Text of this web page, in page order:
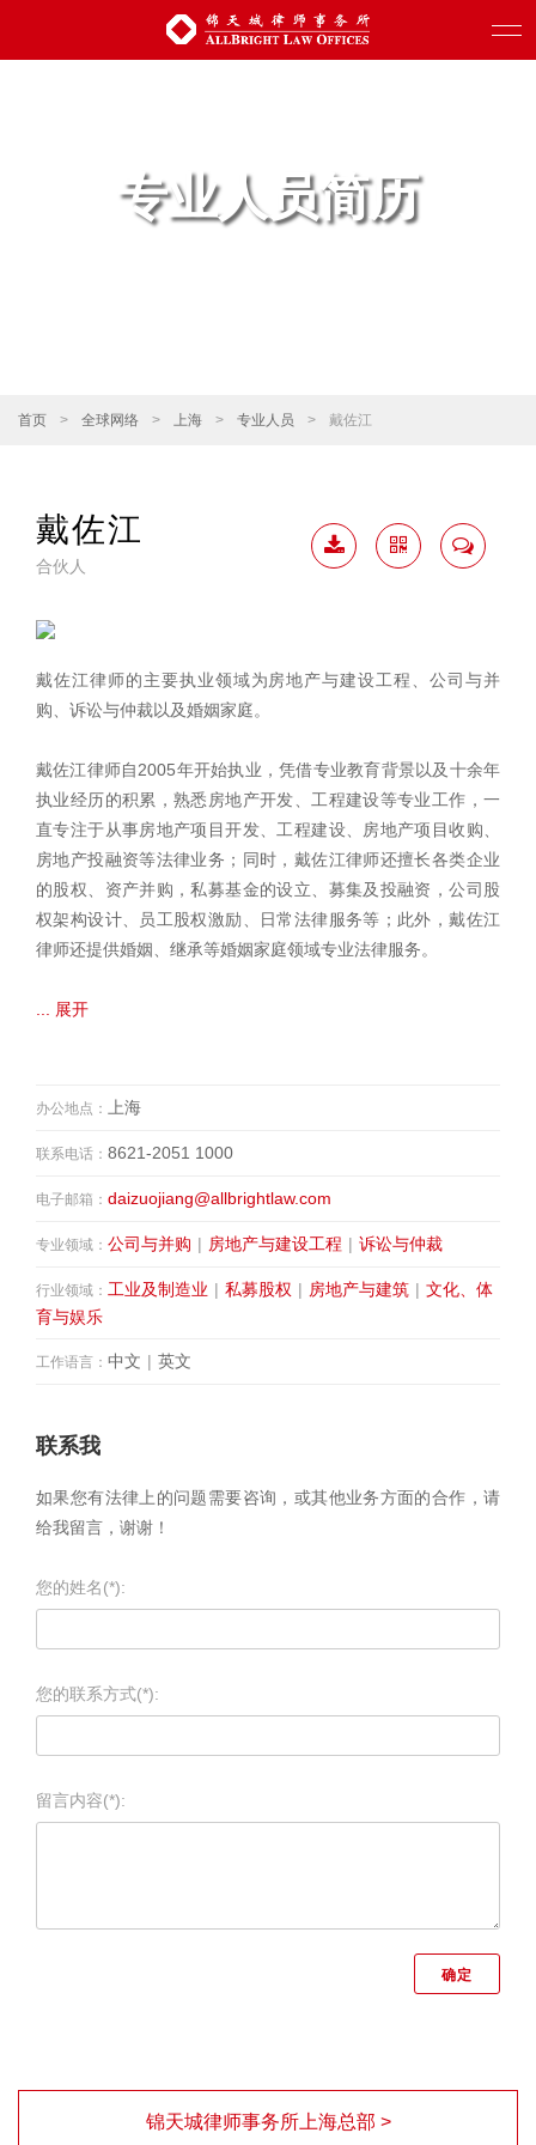
专业人员简历
首页 > 全球网络 > 上海 > 专业人员 > 戴佐江
戴佐江
合伙人
戴佐江律师的主要执业领域为房地产与建设工程、公司与并
购、诉讼与仲裁以及婚姻家庭。
戴佐江律师自2005年开始执业，凭借专业教育背景以及十余年
执业经历的积累，熟悉房地产开发、工程建设等专业工作，一
直专注于从事房地产项目开发、工程建设、房地产项目收购、
房地产投融资等法律业务；同时，戴佐江律师还擅长各类企业
的股权、资产并购，私募基金的设立、募集及投融资，公司股
权架构设计、员工股权激励、日常法律服务等；此外，戴佐江
律师还提供婚姻、继承等婚姻家庭领域专业法律服务。
... 展开
办公地点： 上海
联系电话： 8621-2051 1000
电子邮箱： daizuojiang@allbrightlaw.com
专业领域： 公司与并购 | 房地产与建设工程 | 诉讼与仲裁
行业领域： 工业及制造业 | 私募股权 | 房地产与建筑 | 文化、体
育与娱乐
工作语言： 中文 | 英文
联系我
如果您有法律上的问题需要咨询，或其他业务方面的合作，请
给我留言，谢谢！
您的姓名(*):
您的联系方式(*):
留言内容(*):
锦天城律师事务所上海总部 >